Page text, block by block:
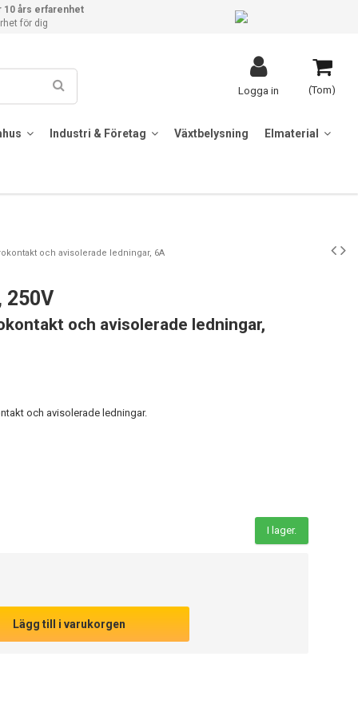
10 års erfarenhet
för dig
(Tom)
Logga in
Industri & Företag Växtbelysning Elmaterial
och avisolerade ledningar, 6A
250V
och avisolerade ledningar,
och avisolerade ledningar.
I lager.
Lägg till i varukorgen